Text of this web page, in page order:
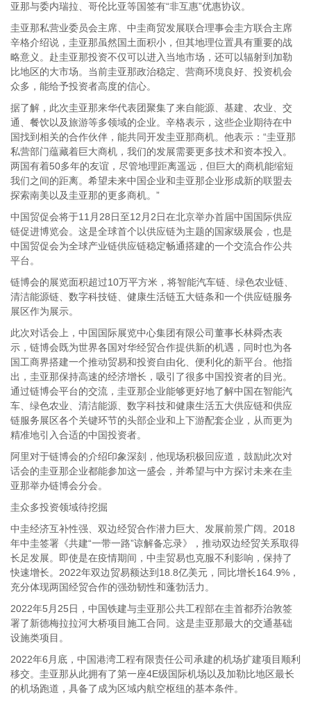
亚那与委内瑞拉、哥伦比亚等国签有“非互惠”优惠协议。
圭亚那私营业委员会主席、中圭商贸发展联合理事会圭方联合主席
辛格介绍说，圭亚那虽然国土面积小，但其地理位置具有重要的战
略意义。赴圭亚那投资不仅可以进入当地市场，还可以辐射到加勒
比地区的大市场。当前圭亚那政治稳定、营商环境良好、投资机会
众多，能给予投资者高度的信心。
据了解，此次圭亚那来华代表团聚集了来自能源、基建、农业、交
通、餐饮以及旅游等多领域的企业。辛格表示，这些企业期待在中
国找到相关的合作伙伴，能共同开发圭亚那商机。他表示：“圭亚那
私营部门蕴藏着巨大商机，我们的发展需要更多技术和资本投入。
两国有着50多年的友谊，尽管地理距离遥远，但巨大的商机能缩短
我们之间的距离。希望未来中国企业和圭亚那企业形成新的联盟去
探索南美以及圭亚那的更多商机。”
中国贸促会将于11月28日至12月2日在北京举办首届中国国际供应
链促进博览会。这是全球首个以供应链为主题的国家级展会，也是
中国贸促会为全球产业链供应链稳定畅通搭建的一个交流合作公共
平台。
链博会的展览面积超过10万平方米，将智能汽车链、绿色农业链、
清洁能源链、数字科技链、健康生活链五大链条和一个供应链服务
展区作为展示。
此次对话会上，中国国际展览中心集团有限公司董事长林舜杰表
示，链博会既为世界各国对华经贸合作提供新的机遇，同时也为各
国工商界搭建一个推动贸易和投资自由化、便利化的新平台。他指
出，圭亚那保持高速的经济增长，吸引了很多中国投资者的目光。
通过链博会平台的交流，圭亚那企业能够更好地了解中国在智能汽
车、绿色农业、清洁能源、数字科技和健康生活五大供应链和供应
链服务展区各个关键环节的头部企业和上下游配套企业，从而更为
精准地引入合适的中国投资者。
阿里对于链博会的介绍印象深刻，他现场积极回应道，鼓励此次对
话会的圭亚那企业都能参加这一盛会，并希望与中方探讨未来在圭
亚那举办链博会分会。
圭众多投资领域待挖掘
中圭经济互补性强、双边经贸合作潜力巨大、发展前景广阔。2018
年中圭签署《共建“一带一路”谅解备忘录》，推动双边经贸关系取得
长足发展。即使是在疫情期间，中圭贸易也克服不利影响，保持了
快速增长。2022年双边贸易额达到18.8亿美元，同比增长164.9%，
充分体现两国经贸合作的强劲韧性和蓬勃活力。
2022年5月25日，中国铁建与圭亚那公共工程部在圭首都乔治敦签
署了新德梅拉拉河大桥项目施工合同。这是圭亚那最大的交通基础
设施类项目。
2022年6月底，中国港湾工程有限责任公司承建的机场扩建项目顺利
移交。圭亚那从此拥有了第一座4E级国际机场以及加勒比地区最长
的机场跑道，具备了成为区域内航空枢纽的基本条件。